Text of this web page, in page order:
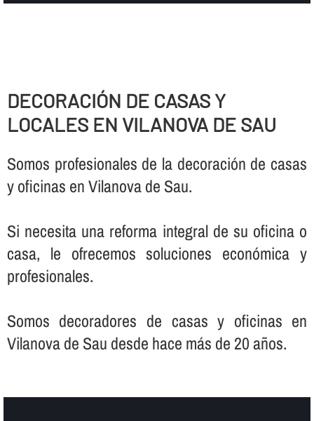
DECORACIÓN DE CASAS Y
LOCALES EN VILANOVA DE SAU
Somos profesionales de la decoración de casas
y oficinas en Vilanova de Sau.
Si necesita una reforma integral de su oficina o
casa, le ofrecemos soluciones económica y
profesionales.
Somos decoradores de casas y oficinas en
Vilanova de Sau desde hace más de 20 años.